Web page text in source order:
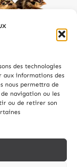
des technologies
aux informations des
nous permettra de
navigation ou les
ou de retirer son
avec le soutien